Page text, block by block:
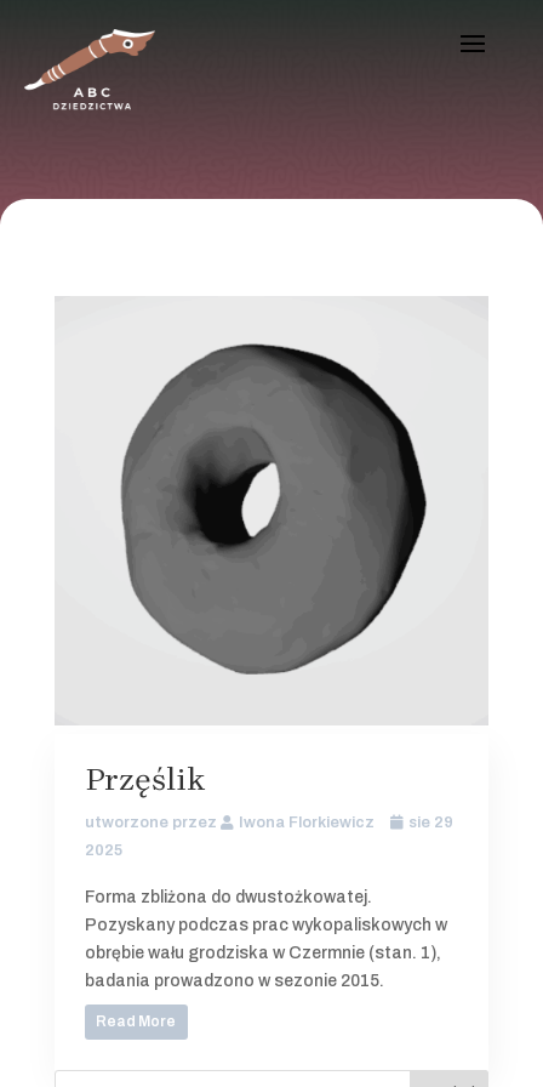
Przęślik
utworzone przez Iwona Florkiewicz
sie 29
2025
Forma zbliżona do dwustożkowatej.
Pozyskany podczas prac wykopaliskowych w
obrębie wału grodziska w Czermnie (stan. 1),
badania prowadzono w sezonie 2015.
Read More